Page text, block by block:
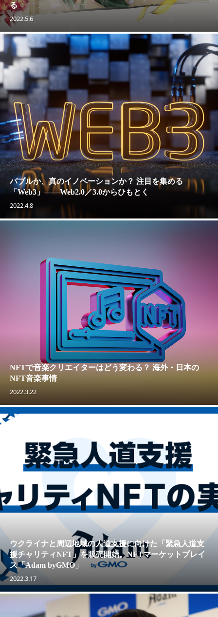
る
2022.5.6
バブルか、真のイノベーションか？ 注目を集める
「Web3」――Web2.0／3.0からひもとく
2022.4.8
NFTで音楽クリエイターはどう変わる？ 海外・日本の
NFT音楽事情
2022.3.22
ウクライナと周辺地域の人道支援に向けた「緊急人道支
援チャリティNFT」を販売開始。NFTマーケットプレイ
ス「Adam byGMO」
2022.3.17